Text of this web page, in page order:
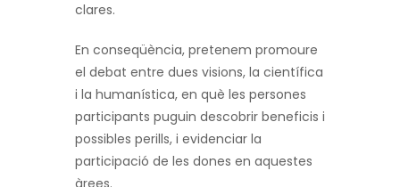
clares.
En conseqüència, pretenem promoure
el debat entre dues visions, la científica
i la humanística, en què les persones
participants puguin descobrir beneficis i
possibles perills, i evidenciar la
participació de les dones en aquestes